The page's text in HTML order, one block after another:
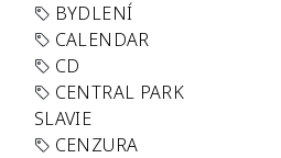
BYDLENÍ
CALENDAR
CD
CENTRAL PARK
SLAVIE
CENZURA